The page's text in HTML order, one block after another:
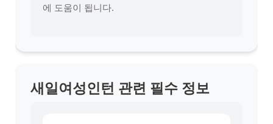
에 도움이 됩니다.
새일여성인턴 관련 필수 정보